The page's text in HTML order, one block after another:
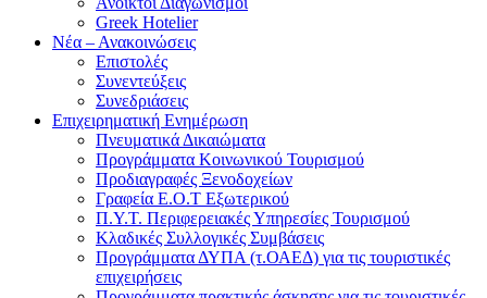
Greek Hotelier
Νέα – Ανακοινώσεις
Επιστολές
Συνεντεύξεις
Συνεδριάσεις
Επιχειρηματική Ενημέρωση
Πνευματικά Δικαιώματα
Προγράμματα Κοινωνικού Τουρισμού
Προδιαγραφές Ξενοδοχείων
Γραφεία Ε.Ο.Τ Εξωτερικού
Π.Υ.Τ. Περιφερειακές Υπηρεσίες Τουρισμού
Κλαδικές Συλλογικές Συμβάσεις
Προγράμματα ΔΥΠΑ (τ.ΟΑΕΔ) για τις τουριστικές
επιχειρήσεις